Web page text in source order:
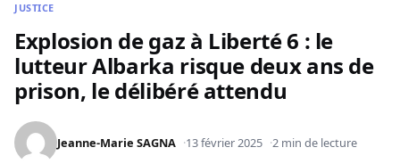
JUSTICE
Explosion de gaz à Liberté 6 : le
lutteur Albarka risque deux ans de
prison, le délibéré attendu
Jeanne-Marie SAGNA 13 février 2025 2 min de lecture